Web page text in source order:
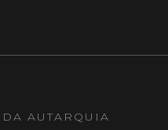
AUTARQUIA